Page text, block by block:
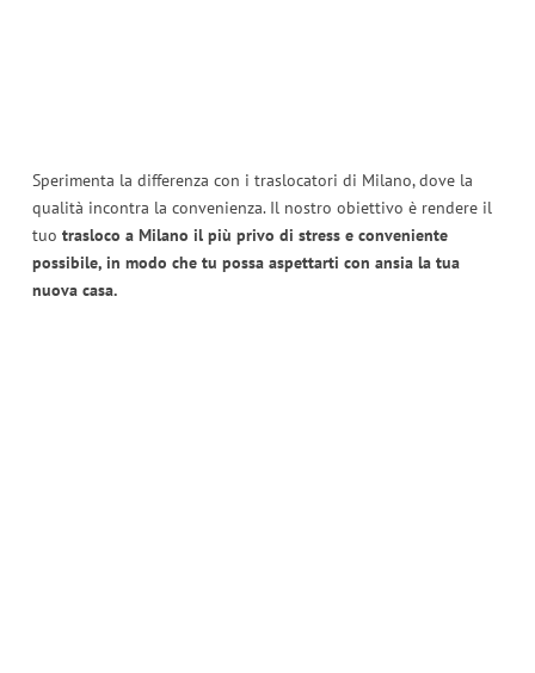
Sperimenta la differenza con i traslocatori di Milano, dove la
qualità incontra la convenienza. Il nostro obiettivo è rendere il
tuo trasloco a Milano il più privo di stress e conveniente
possibile, in modo che tu possa aspettarti con ansia la tua
nuova casa.